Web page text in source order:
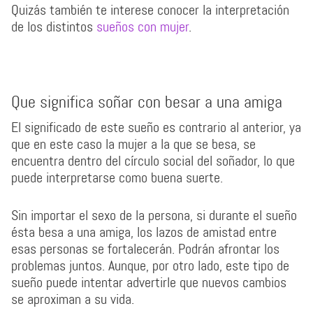
Quizás también te interese conocer la interpretación
de los distintos sueños con mujer.
Que significa soñar con besar a una amiga
El significado de este sueño es contrario al anterior, ya
que en este caso la mujer a la que se besa, se
encuentra dentro del círculo social del soñador, lo que
puede interpretarse como buena suerte.
Sin importar el sexo de la persona, si durante el sueño
ésta besa a una amiga, los lazos de amistad entre
esas personas se fortalecerán. Podrán afrontar los
problemas juntos. Aunque, por otro lado, este tipo de
sueño puede intentar advertirle que nuevos cambios
se aproximan a su vida.